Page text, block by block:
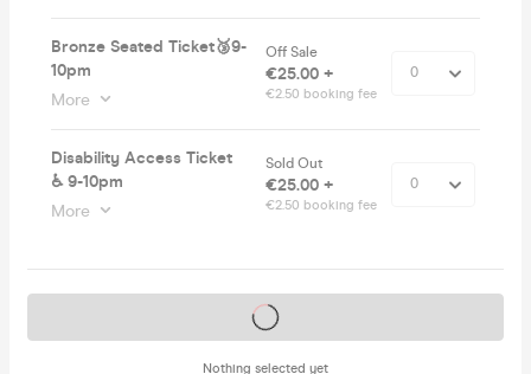
Bronze Seated Ticket🥉9-
10pm
More
Off Sale
€25.00 +
€2.50 booking fee
Disability Access Ticket
♿️ 9-10pm
More
Sold Out
€25.00 +
€2.50 booking fee
Nothing selected yet
Tickets on sale soon